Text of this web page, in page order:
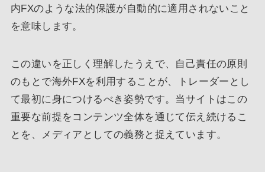
内FXのような法的保護が自動的に適用されないこと
を意味します。
この違いを正しく理解したうえで、自己責任の原則
のもとで海外FXを利用することが、トレーダーとし
て最初に身につけるべき姿勢です。当サイトはこの
重要な前提をコンテンツ全体を通じて伝え続けるこ
とを、メディアとしての義務と捉えています。